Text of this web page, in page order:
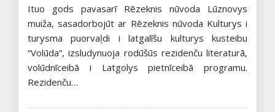
Ituo gods pavasarī Rēzeknis nūvoda Lūznovys
muiža, sasadorbojūt ar Rēzeknis nūvoda Kulturys i
turysma puorvaļdi i latgalīšu kulturys kusteibu
“Volūda”, izsludynuoja rodūšūs rezidenču literaturā,
volūdnīceibā i Latgolys pietnīceibā programu.
Rezidenču…